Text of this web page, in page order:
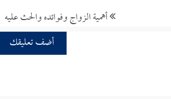
أهمية الزواج وفوائده والحث عليه
أضف تعليقك